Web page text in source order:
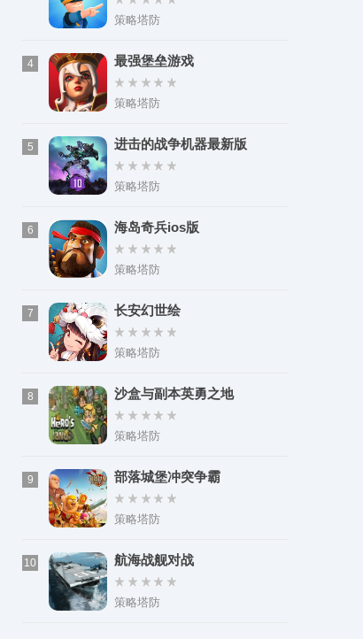
策略塔防
4 最强堡垒游戏
策略塔防
5 进击的战争机器最新版
策略塔防
6 海岛奇兵ios版
策略塔防
7 长安幻世绘
策略塔防
8 沙盒与副本英勇之地
策略塔防
9 部落城堡冲突争霸
策略塔防
10 航海战舰对战
策略塔防